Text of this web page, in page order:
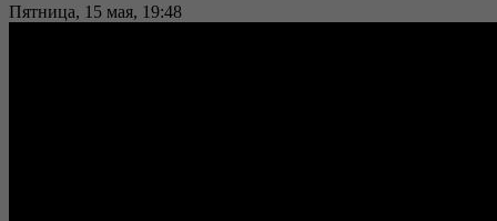
Пятница, 15 мая, 19:48